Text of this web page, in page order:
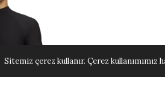
Sitemiz çerez kullanır. Çerez kullanımımız